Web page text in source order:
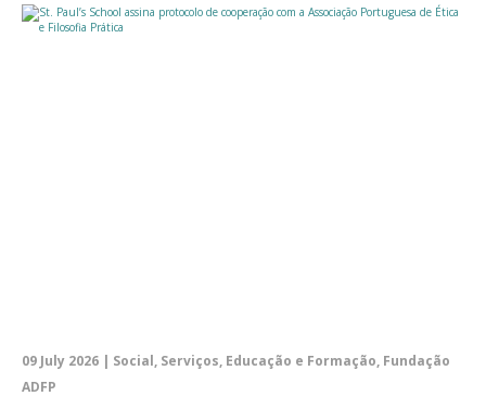
09 July 2026 | Social, Serviços, Educação e Formação, Fundação
ADFP